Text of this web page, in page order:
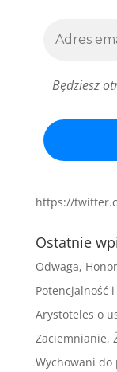
Będziesz
https://
Ostatnie
Odwaga,
Potencjalność
Arystoteles o
Zaciemnianie,
Wychowani do